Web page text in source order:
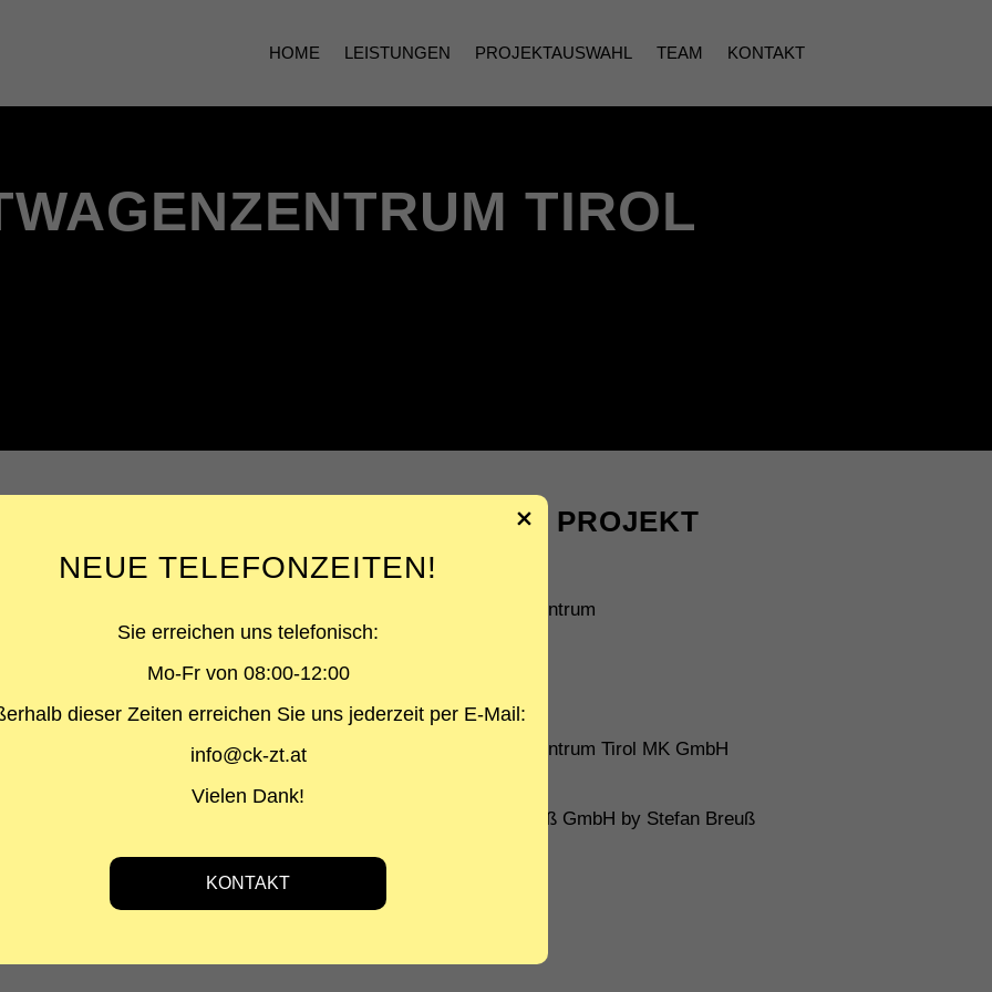
HOME LEISTUNGEN PROJEKTAUSWAHL TEAM KONTAKT
TIROL
ÜBER DAS PROJEKT
PROJEKTART
Gebrauchtwagenzentrum
BAUHERR
Gebrauchtwagenzentrum Tirol MK GmbH
Planungsbüro Breuß GmbH by Stefan Breuß
NEUE TELEFONZEITEN!
Sie erreichen uns telefonisch:
Mo-Fr von 08:00-12:00
dieser Zeiten erreichen Sie uns jederzeit per E-Mail:
info@ck-zt.at
Vielen Dank!